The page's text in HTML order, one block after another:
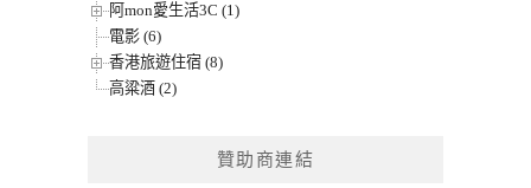
阿mon愛生活3C (1)
電影 (6)
香港旅遊住宿 (8)
高粱酒 (2)
贊助商連結